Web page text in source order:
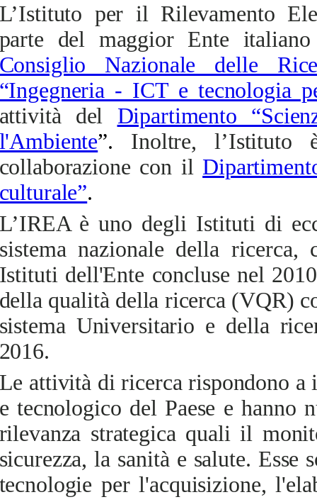
per il Rilevamento
del maggior Ente
Nazionale delle
- ICT e tecnologia
del Dipartimento
”. Inoltre,
con il
.
è uno degli Istituti di
nazionale della ricerca,
dell'Ente concluse nel
qualità della ricerca (VQR)
Universitario e della
attività di ricerca rispondono
tecnologico del Paese e hanno
strategica quali il
la sanità e salute.
per l'acquisizione,